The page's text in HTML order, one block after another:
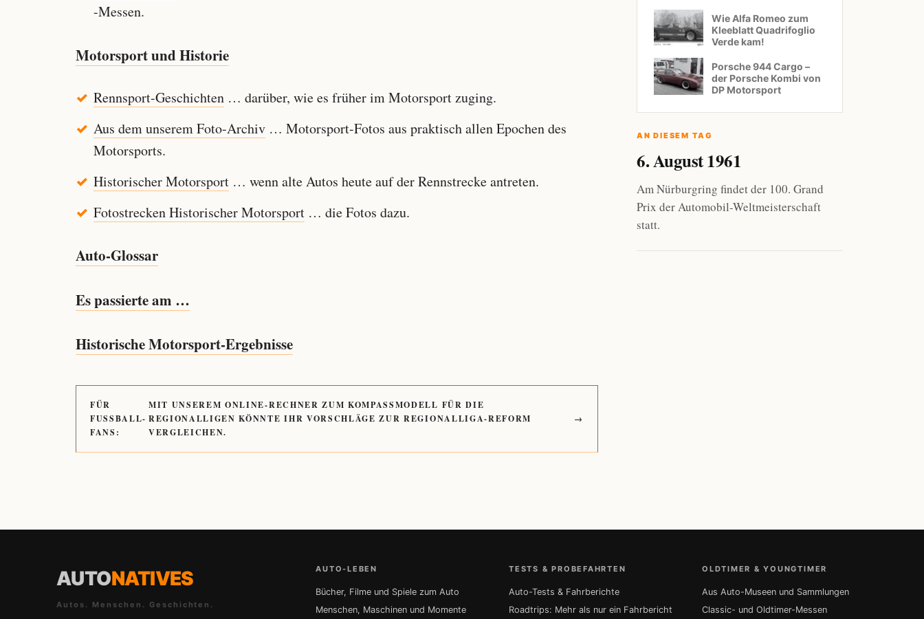
-Messen.
Motorsport und Historie
Rennsport-Geschichten… darüber, wie es früher im Motorsport zuging.
Aus dem unserem Foto-Archiv… Motorsport-Fotos aus praktisch allen Epochen des
Motorsports.
Historischer Motorsport… wenn alte Autos heute auf der Rennstrecke antreten.
Fotostrecken Historischer Motorsport… die Fotos dazu.
Auto-Glossar
Es passierte am …
Historische Motorsport-Ergebnisse
FÜR
FUSSBALL-
FANS:
MIT UNSEREM ONLINE-RECHNER ZUM KOMPASSMODELL FÜR DIE
REGIONALLIGEN KÖNNTE IHR VORSCHLÄGE ZUR REGIONALLIGA-REFORM
VERGLEICHEN.
→
Wie Alfa Romeo zum
Kleeblatt Quadrifoglio
Verde kam!
Porsche 944 Cargo –
der Porsche Kombi von
DP Motorsport
AN DIESEM TAG
6. August 1961
Am Nürburgring findet der 100. Grand
Prix der Automobil-Weltmeisterschaft
statt.
AUTONATIVES
Autos. Menschen. Geschichten.
AUTO-LEBEN
Bücher, Filme und Spiele zum Auto
Menschen, Maschinen und Momente
TESTS & PROBEFAHRTEN
Auto-Tests & Fahrberichte
Roadtrips: Mehr als nur ein Fahrbericht
OLDTIMER & YOUNGTIMER
Aus Auto-Museen und Sammlungen
Classic- und Oldtimer-Messen